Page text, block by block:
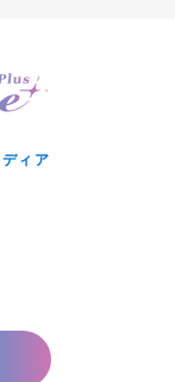
ィア